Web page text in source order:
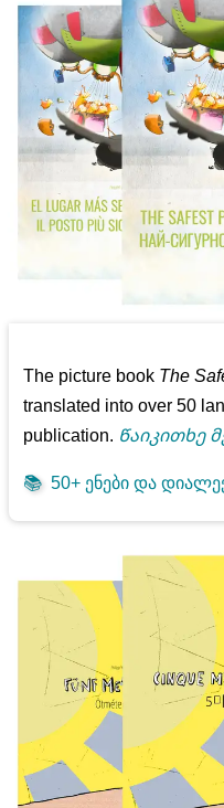
The picture book The
translated into over 50
publication. Წაიკითხე
📚 50+ ენები და